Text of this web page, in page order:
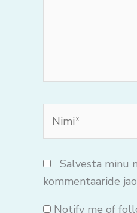
Salvesta minu
kommentaaride
Notify me of